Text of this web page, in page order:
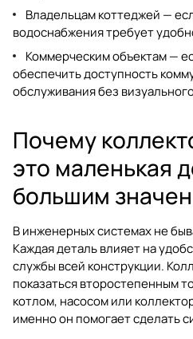
Владельцам коттеджей —
водоснабжения требует
Коммерческим объектам —
обеспечить доступность
обслуживания без
Почему
это маленькая
большим
В инженерных системах не
Каждая деталь влияет на
службы всей конструкции.
показаться второстепенным
котлом, насосом или
именно он помогает сделать